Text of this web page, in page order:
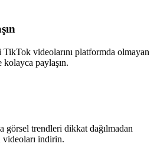
videolarını platformda olmayan
kolayca paylaşın.
görsel trendleri dikkat dağılmadan
videoları indirin.